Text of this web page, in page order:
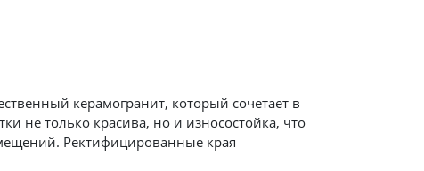
керамогранит, который сочетает в
не только красива, но и износостойка, что
Ректифицированные края